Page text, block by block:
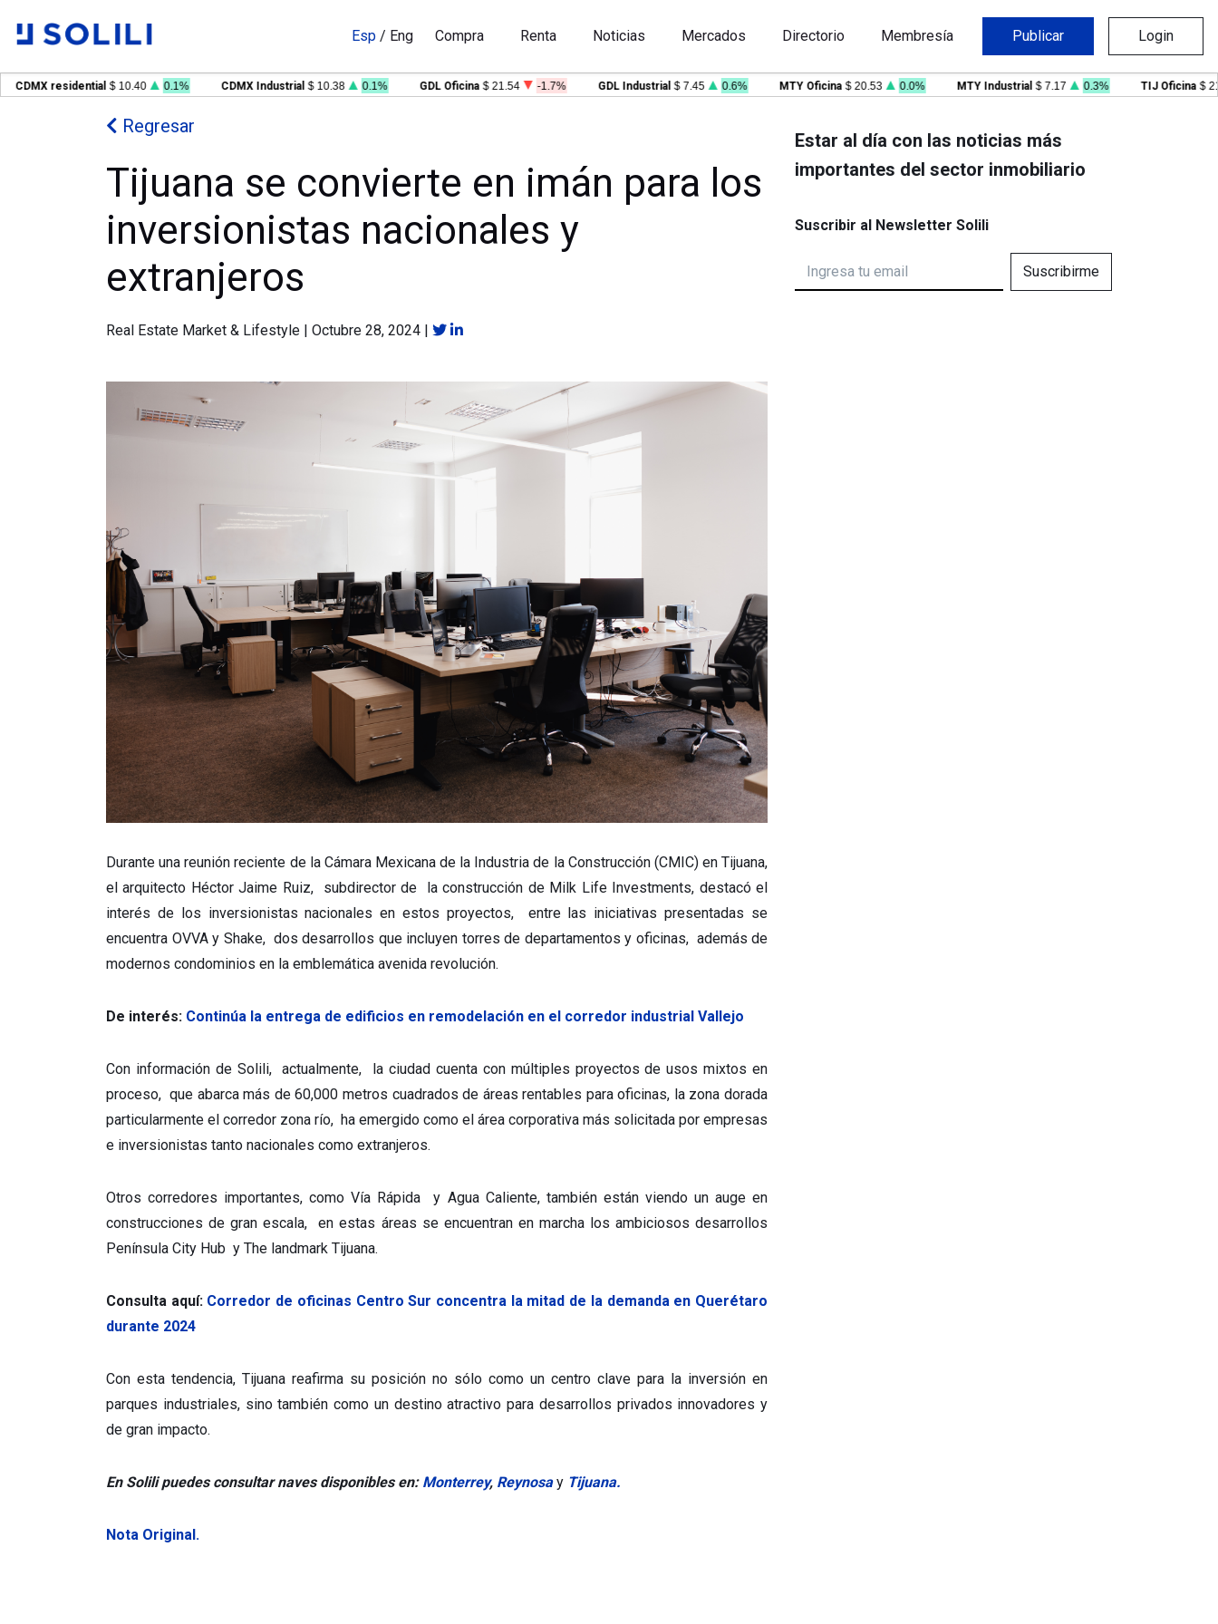
Esp / Eng Compra Renta Noticias Mercados Directorio Membresía Publicar Login
residential $ 10.40 0.1% CDMX Industrial $ 10.38 0.1% GDL Oficina $ 21.54 -1.7% GDL Industrial $ 7.45 0.6% MTY Oficina $ 20.53 0.0% MTY Industrial $ 7.17 0.3% TIJ Oficina $ 21.09
Regresar
Tijuana se convierte en imán para los
inversionistas nacionales y
extranjeros
Real Estate Market & Lifestyle | Octubre 28, 2024 |
Durante una reunión reciente de la Cámara Mexicana de la Industria de la Construcción (CMIC) en Tijuana,
el arquitecto Héctor Jaime Ruiz, subdirector de la construcción de Milk Life Investments, destacó el
interés de los inversionistas nacionales en estos proyectos, entre las iniciativas presentadas se
encuentra OVVA y Shake, dos desarrollos que incluyen torres de departamentos y oficinas, además de
modernos condominios en la emblemática avenida revolución.
De interés: Continúa la entrega de edificios en remodelación en el corredor industrial Vallejo
Con información de Solili, actualmente, la ciudad cuenta con múltiples proyectos de usos mixtos en
proceso, que abarca más de 60,000 metros cuadrados de áreas rentables para oficinas, la zona dorada
particularmente el corredor zona río, ha emergido como el área corporativa más solicitada por empresas
e inversionistas tanto nacionales como extranjeros.
Otros corredores importantes, como Vía Rápida y Agua Caliente, también están viendo un auge en
construcciones de gran escala, en estas áreas se encuentran en marcha los ambiciosos desarrollos
Península City Hub y The landmark Tijuana.
Consulta aquí: Corredor de oficinas Centro Sur concentra la mitad de la demanda en Querétaro
durante 2024
Con esta tendencia, Tijuana reafirma su posición no sólo como un centro clave para la inversión en
parques industriales, sino también como un destino atractivo para desarrollos privados innovadores y
de gran impacto.
En Solili puedes consultar naves disponibles en: Monterrey, Reynosa y Tijuana.
Nota Original.
Estar al día con las noticias más
importantes del sector inmobiliario
Suscribir al Newsletter Solili
Suscribirme